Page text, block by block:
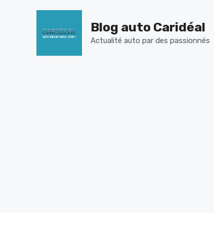
Blog auto Caridéal
Actualité auto par des passionnés